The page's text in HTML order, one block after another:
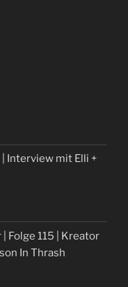
Interview mit Elli +
Folge 115 | Kreator
In Thrash